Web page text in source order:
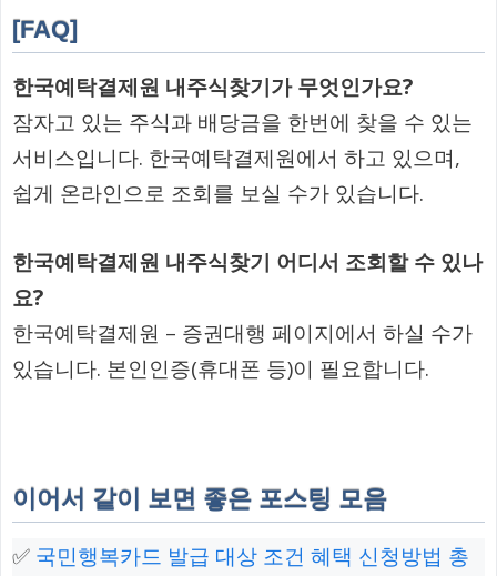
[FAQ]
한국예탁결제원 내주식찾기가 무엇인가요?
잠자고 있는 주식과 배당금을 한번에 찾을 수 있는
서비스입니다. 한국예탁결제원에서 하고 있으며,
쉽게 온라인으로 조회를 보실 수가 있습니다.
한국예탁결제원 내주식찾기 어디서 조회할 수 있나
요?
한국예탁결제원 – 증권대행 페이지에서 하실 수가
있습니다. 본인인증(휴대폰 등)이 필요합니다.
이어서 같이 보면 좋은 포스팅 모음
✅ 국민행복카드 발급 대상 조건 혜택 신청방법 총